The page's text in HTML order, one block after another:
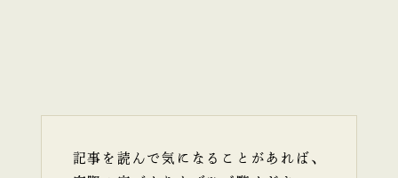
記事を読んで気になることがあれば、